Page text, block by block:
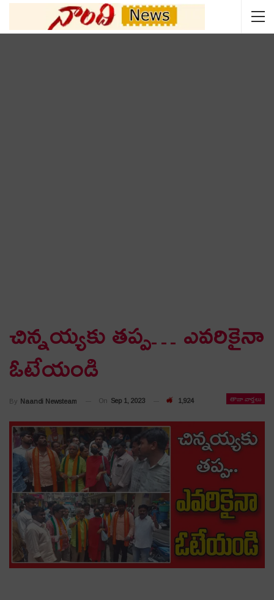
చిన్న‌య్య‌కు త‌ప్ప‌… ఎవ‌రికైనా
ఓటేయండి
తాజా వార్తలు
By Naandi Newsteam On Sep 1, 2023 1,924